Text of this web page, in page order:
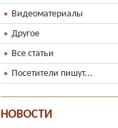
Видеоматериалы
Другое
Все статьи
Посетители пишут...
НОВОСТИ